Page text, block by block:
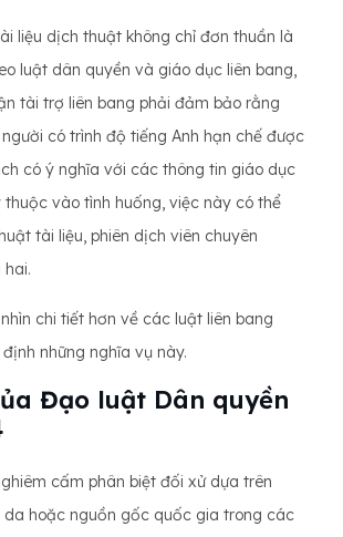
liệu dịch thuật không chỉ đơn thuần là
luật dân quyền và giáo dục liên bang,
tài trợ liên bang phải đảm bảo rằng
có trình độ tiếng Anh hạn chế được
có ý nghĩa với các thông tin giáo dục
thuộc vào tình huống, việc này có thể
tài liệu, phiên dịch viên chuyên
hai.
chi tiết hơn về các luật liên bang
những nghĩa vụ này.
Đạo luật Dân quyền
cấm phân biệt đối xử dựa trên
da hoặc nguồn gốc quốc gia trong các